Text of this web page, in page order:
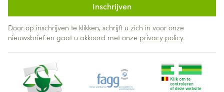
Inschrijven
Door op inschrijven te klikken, schrijft u zich in voor onze
nieuwsbrief en gaat u akkoord met onze privacy policy.